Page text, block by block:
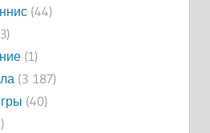
(44)
(1)
(3 187)
(40)